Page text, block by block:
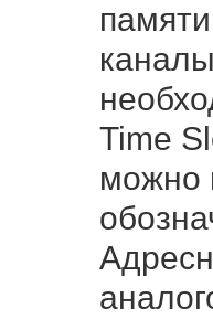
Time
можно